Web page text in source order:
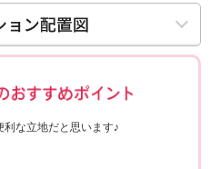
な立地だと思います♪